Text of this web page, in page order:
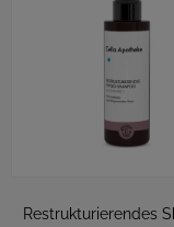
Restrukturierendes